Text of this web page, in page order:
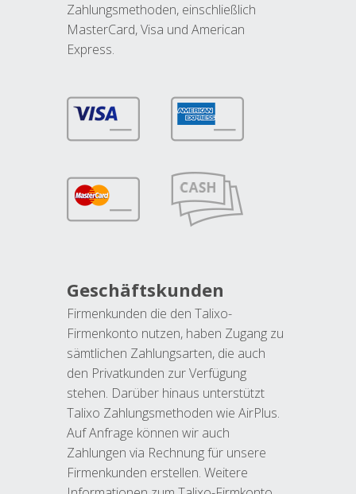
Zahlungsmethoden, einschließlich
MasterCard, Visa und American
Express.
Geschäftskunden
Firmenkunden die den Talixo-
Firmenkonto nutzen, haben Zugang zu
sämtlichen Zahlungsarten, die auch
den Privatkunden zur Verfügung
stehen. Darüber hinaus unterstützt
Talixo Zahlungsmethoden wie AirPlus.
Auf Anfrage können wir auch
Zahlungen via Rechnung für unsere
Firmenkunden erstellen. Weitere